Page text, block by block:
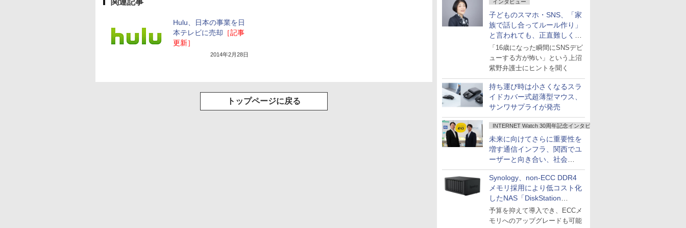
インタビュー
子どものスマホ・SNS、「家
族で話し合ってルール作り」
と言われても、正直難しくな
いですか？
「16歳になった瞬間にSNSデビ
ューする方が怖い」という上沼
紫野弁護士にヒントを聞く
持ち運び時は小さくなるスラ
イドカバー式超薄型マウス、
サンワサプライが発売
INTERNET Watch 30周年記念インタビュー
未来に向けてさらに重要性を
増す通信インフラ、関西でユ
ーザーと向き合い、社会
の“あたらしい”を起動し続け
る～オプテージ
Synology、non-ECC DDR4
メモリ採用により低コスト化
したNAS「DiskStation
neo+」シリーズ
予算を抑えて導入でき、ECCメ
モリへのアップグレードも可能
関連記事
Hulu、日本の事業を日
本テレビに売却 ［記事
更新］
2014年2月28日
トップページに戻る